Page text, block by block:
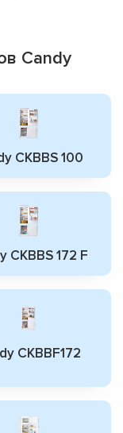
Candy
CKBBS 100
CKBBS 172 F
CKBBF172